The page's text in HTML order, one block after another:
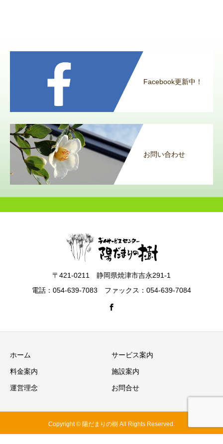
Facebook更新中！
お問い合わせ
〒421-0211 静岡県焼津市吉永291-1
電話：054-639-7083 ファックス：054-639-7084
ホーム サービス案内
料金案内 施設案内
運営理念 お問合せ
Copyright © 陽だまりの樹 All Rights Reserved.
無料体験 お問合せ